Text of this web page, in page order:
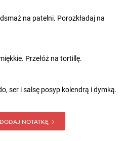
na patelni. Porozkładaj na
Przełóż na tortillę.
ser i salsę posyp kolendrą i dymką.
DODAJ NOTATKĘ